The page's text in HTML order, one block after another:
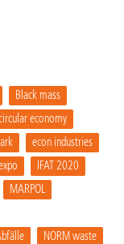
Black mass
economy
econ industries
IFAT 2020
MARPOL
NORM waste